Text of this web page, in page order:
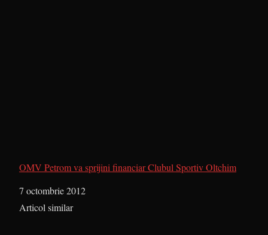
OMV Petrom va sprijini financiar Clubul Sportiv Oltchim
Dată
7 octombrie 2012
În legătură cu
Articol similar